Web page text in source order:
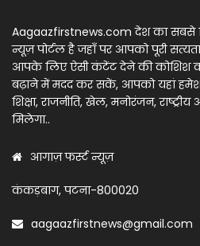
Aagaazfirstnews.com देश का सबसे
न्यूज़ पोर्टल है जहाँ पर आपको पूरी
आपके लिए ऐसी कंटेंट देने की कोशिश
बढ़ाने में मदद कर सकें, आपको यहां
शिक्षा, राजनीति, खेल, मनोरंजन,
मिलेगा..
आगाज़ फर्स्ट न्यूज़
कंकड़बाग, पटना-800020
aagaazfirstnews@gmail.com